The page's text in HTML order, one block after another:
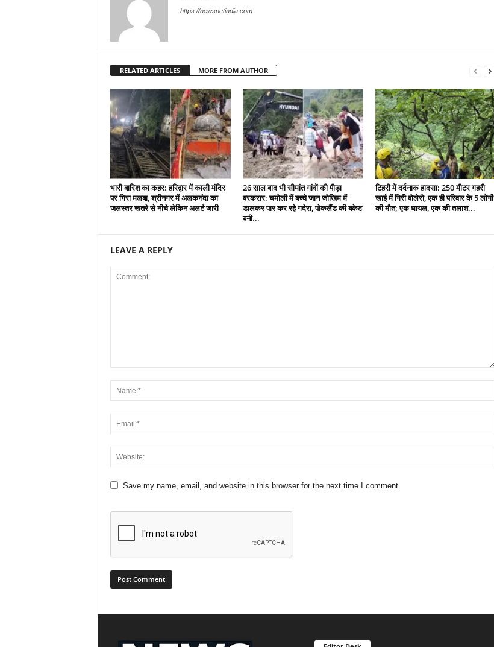
https://newsnetindia.com
RELATED ARTICLES MORE FROM AUTHOR
भारी बारिश का कहर: हरिद्वार में काली मंदिर
पर गिरा मलबा, श्रीनगर में अलकनंदा का
जलस्तर खतरे से नीचे लेकिन अलर्ट जारी
26 साल बाद भी सीमांत गांवों की पीड़ा
बरकरार: चमोली में बच्चे जान जोखिम में
डालकर पार कर रहे गदेरा, पोकलैंड की बकेट
बनी...
टिहरी में दर्दनाक हादसा: 250 मीटर गहरी
खाई में गिरी बोलेरो, एक ही परिवार के 5 लोगों
की मौत; एक घायल, एक की तलाश...
LEAVE A REPLY
Save my name, email, and website in this browser for the next time I comment.